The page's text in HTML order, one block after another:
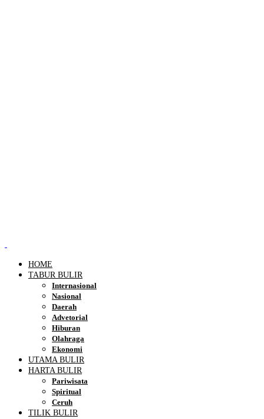
HOME
TABUR BULIR
Internasional
Nasional
Daerah
Advetorial
Hiburan
Olahraga
Ekonomi
UTAMA BULIR
HARTA BULIR
Pariwisata
Spiritual
Ceruh
TILIK BULIR